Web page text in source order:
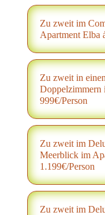
Zu zweit im
Apartment Elba
Zu zweit in
Doppelzimmern
999€/Person
Zu zweit im
Meerblick im
1.199€/Person
Zu zweit im